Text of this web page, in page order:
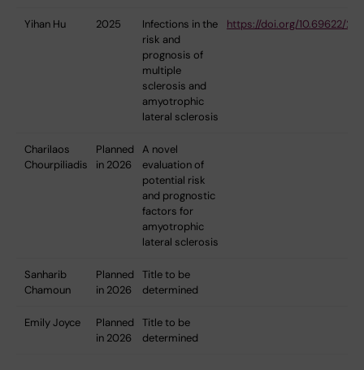
Yihan Hu 2025
Infections in the
risk and
prognosis of
multiple
sclerosis and
amyotrophic
lateral sclerosis
https://doi.org/10.69622/
Charilaos
Chourpiliadis
Planned
in 2026
A novel
evaluation of
potential risk
and prognostic
factors for
amyotrophic
lateral sclerosis
Sanharib
Chamoun
Planned
in 2026
Title to be
determined
Emily Joyce
Planned
in 2026
Title to be
determined